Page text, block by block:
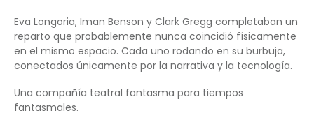
Eva Longoria, Iman Benson y Clark Gregg completaban un
reparto que probablemente nunca coincidió físicamente
en el mismo espacio. Cada uno rodando en su burbuja,
conectados únicamente por la narrativa y la tecnología.
Una compañía teatral fantasma para tiempos
fantasmales.